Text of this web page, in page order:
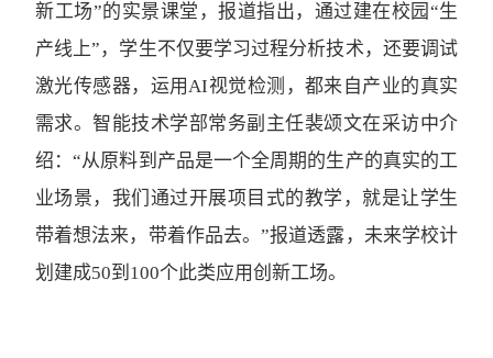
新工场”的实景课堂，报道指出，通过建在校园“生
产线上”，学生不仅要学习过程分析技术，还要调试
激光传感器，运用AI视觉检测，都来自产业的真实
需求。智能技术学部常务副主任裴颂文在采访中介
绍：“从原料到产品是一个全周期的生产的真实的工
业场景，我们通过开展项目式的教学，就是让学生
带着想法来，带着作品去。”报道透露，未来学校计
划建成50到100个此类应用创新工场。